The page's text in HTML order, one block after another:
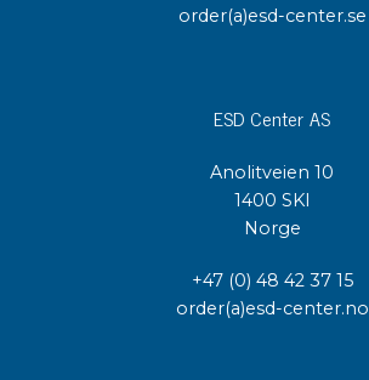
order(a)esd-center.se
ESD Center AS
Anolitveien 10
1400 SKI
Norge
+47 (0) 48 42 37 15
order(a)esd-center.no